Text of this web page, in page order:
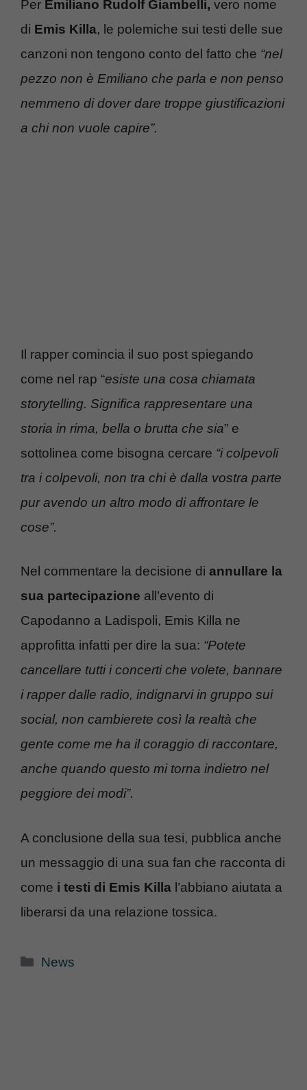
Per Emiliano Rudolf Giambelli, vero nome
di Emis Killa, le polemiche sui testi delle sue
canzoni non tengono conto del fatto che “nel
pezzo non è Emiliano che parla e non penso
nemmeno di dover dare troppe giustificazioni
a chi non vuole capire”.
Il rapper comincia il suo post spiegando
come nel rap “esiste una cosa chiamata
storytelling. Significa rappresentare una
storia in rima, bella o brutta che sia” e
sottolinea come bisogna cercare “i colpevoli
tra i colpevoli, non tra chi è dalla vostra parte
pur avendo un altro modo di affrontare le
cose”.
Nel commentare la decisione di annullare la
sua partecipazione all’evento di
Capodanno a Ladispoli, Emis Killa ne
approfitta infatti per dire la sua: “Potete
cancellare tutti i concerti che volete, bannare
i rapper dalle radio, indignarvi in gruppo sui
social, non cambierete così la realtà che
gente come me ha il coraggio di raccontare,
anche quando questo mi torna indietro nel
peggiore dei modi”.
A conclusione della sua tesi, pubblica anche
un messaggio di una sua fan che racconta di
come i testi di Emis Killa l’abbiano aiutata a
liberarsi da una relazione tossica.
Categorie
News